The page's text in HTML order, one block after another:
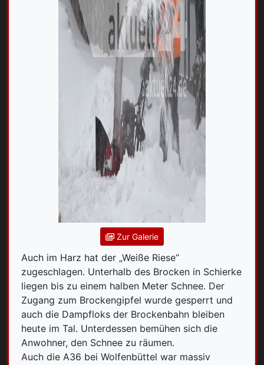
Zur Galerie
Auch im Harz hat der „Weiße Riese“
zugeschlagen. Unterhalb des Brocken in Schierke
liegen bis zu einem halben Meter Schnee. Der
Zugang zum Brockengipfel wurde gesperrt und
auch die Dampfloks der Brockenbahn bleiben
heute im Tal. Unterdessen bemühen sich die
Anwohner, den Schnee zu räumen.
Auch die A36 bei Wolfenbüttel war massiv